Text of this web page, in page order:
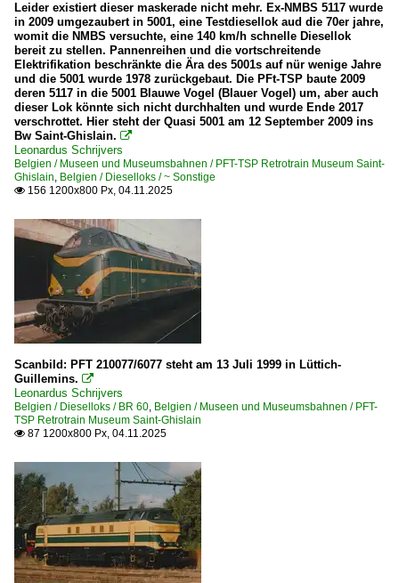
AM 80 · AM Break
AM 96 'Gumminase'
Galerien
2010 | 175 Jahre Eisenbahn in Belgien
Museen und Museumsbahnen
Chemin de Fer à Vapeur des Trois Vallées ·CFV3V·
Le Chemin De Fer Du Bocq
Unternehmen
Infrabel N.V., Brüssel ·INFBL·
Deutschland
E-Loks | Drehstrom | 91 80
6 186 BR 186 ·Traxx MS2e· Werbeloks
Dieselloks
BR 800
BR 1600
Leider existiert dieser maskerade nicht mehr. Ex-NMBS 5117 wurde
in 2009 umgezaubert in 5001, eine Testdiesellok aud die 70er jahre,
womit die NMBS versuchte, eine 140 km/h schnelle Diesellok
bereit zu stellen. Pannenreihen und die vortschreitende
Elektrifikation beschränkte die Ära des 5001s auf nür wenige Jahre
und die 5001 wurde 1978 zurückgebaut. Die PFt-TSP baute 2009
deren 5117 in die 5001 Blauwe Vogel (Blauer Vogel) um, aber auch
dieser Lok könnte sich nicht durchhalten und wurde Ende 2017
verschrottet. Hier steht der Quasi 5001 am 12 September 2009 ins
Bw Saint-Ghislain. 
Leonardus Schrijvers
Belgien / Museen und Museumsbahnen / PFT-TSP Retrotrain Museum Saint-
Ghislain, Belgien / Dieselloks / ~ Sonstige
 156 1200x800 Px, 04.11.2025
Scanbild: PFT 210077/6077 steht am 13 Juli 1999 in Lüttich-
Guillemins. 
Leonardus Schrijvers
Belgien / Dieselloks / BR 60, Belgien / Museen und Museumsbahnen / PFT-
TSP Retrotrain Museum Saint-Ghislain
 87 1200x800 Px, 04.11.2025